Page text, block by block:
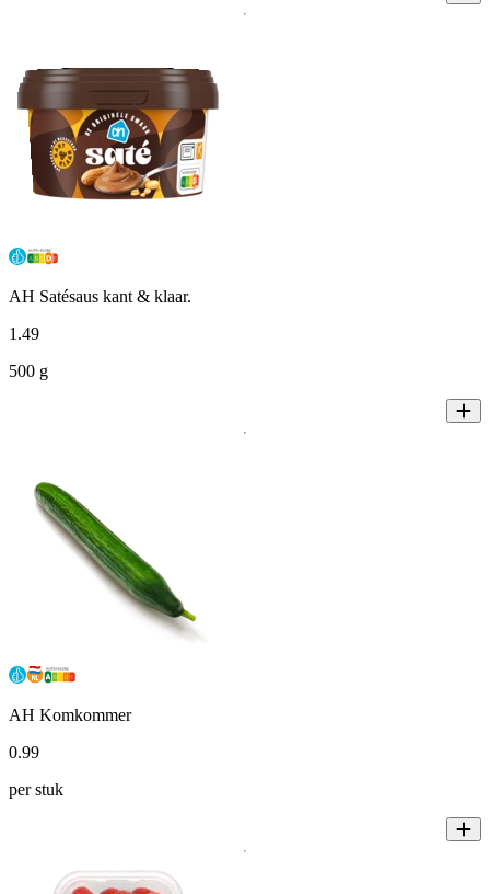
AH Satésaus kant & klaar.
1 .49
500 g
AH Komkommer
0.99
per stuk